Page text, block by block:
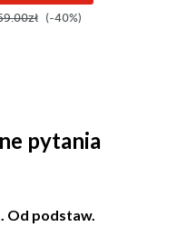
działania (44)
PHP (46)
(-40%)
pytania
Od podstaw.